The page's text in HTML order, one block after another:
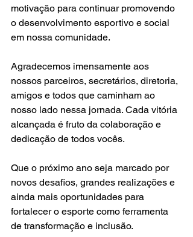
motivação para continuar promovendo
o desenvolvimento esportivo e social
em nossa comunidade.
Agradecemos imensamente aos
nossos parceiros, secretários, diretoria,
amigos e todos que caminham ao
nosso lado nessa jornada. Cada vitória
alcançada é fruto da colaboração e
dedicação de todos vocês.
Que o próximo ano seja marcado por
novos desafios, grandes realizações e
ainda mais oportunidades para
fortalecer o esporte como ferramenta
de transformação e inclusão.